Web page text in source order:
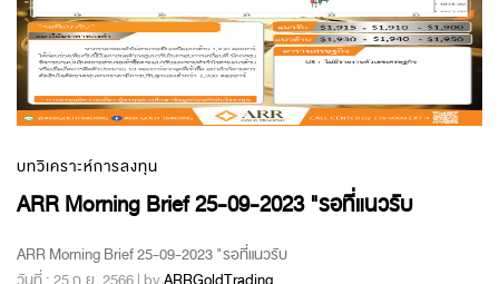
บทวิเคราะห์การลงทุน
ARR Morning Brief 25-09-2023 "รอที่แนวรับ
ARR Morning Brief 25-09-2023 "รอที่แนวรับ